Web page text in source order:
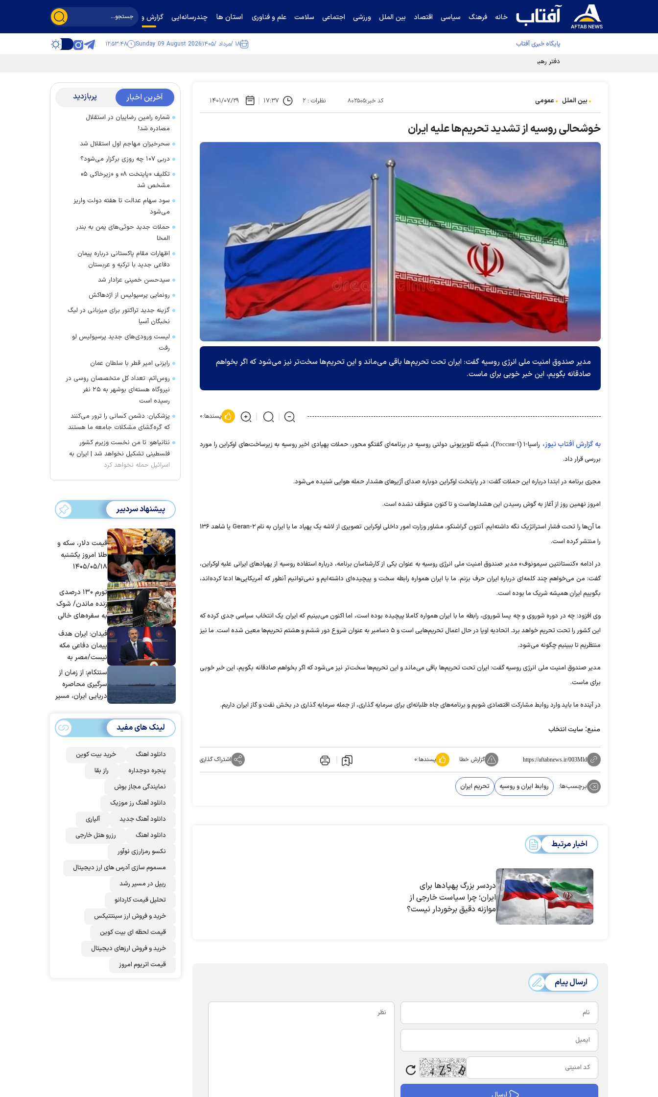
خانه فرهنگ سیاسی اقتصاد بین الملل ورزشی اجتماعی سلامت علم و فناوری استان ها چندرسانه‌ایی گزارش و گفت‌وگو
پایگاه خبری آفتاب ۱۸ /مرداد /۱۴۰۵ Sunday 09 August 2026 ۱۲:۵۳:۴۹
دفتر رهبر انقلاب ادعای خرازی درباره پزشکیان را تکذیب کرد
بین الملل عمومی کد خبر:۸۰۲۵۰۵ نظرات : ۲ ۱۷:۳۷ ۱۴۰۱/۰۷/۲۹
خوشحالی روسیه از تشدید تحریم‌ها علیه ایران
مدیر صندوق امنیت ملی انرژی روسیه گفت: ایران تحت تحریم‌ها باقی می‌ماند و این تحریم‌ها سخت‌تر نیز می‌شود که اگر بخواهم
صادقانه بگویم، این خبر خوبی برای ماست.
پسندها:۰
به گزارش آفتاب نیوز،
راسیا-۱ (Россия-۱)، شبکه تلویزیونی دولتی روسیه در برنامه‌ای گفتگو محور، حملات پهپادی اخیر روسیه به زیرساخت‌های اوکراین را مورد
بررسی قرار داد.
مجری برنامه در ابتدا درباره این حملات گفت: در پایتخت اوکراین دوباره صدای آژیر‌های هشدار حمله هوایی شنیده می‌شود.
امروز نهمین روز از آغاز به گوش رسیدن این هشدارهاست و تا کنون متوقف نشده است.
ما آن‌ها را تحت فشار استراتژیک نگه داشته‌ایم. آنتون گراشنکو، مشاور وزارت امور داخلی اوکراین تصویری از لاشه یک پهپاد ما یا ایران به نام Geran-۲ یا شاهد ۱۳۶
را منتشر کرده است.
در ادامه «کنستانتین سیمونوف» مدیر صندوق امنیت ملی انرژی روسیه به عنوان یکی از کارشناسان برنامه، درباره استفاده روسیه از پهپاد‌های ایرانی علیه اوکراین،
گفت: من می‌خواهم چند کلمه‌ای درباره ایران حرف بزنم. ما با ایران همواره رابطه سخت و پیچیده‌ای داشته‌ایم و نمی‌توانیم آنطور که آمریکایی‌ها ادعا کرده‌اند،
بگوییم ایران همیشه شریک ما بوده است.
وی افزود: چه در دوره شوروی و چه پسا شوروی، رابطه ما با ایران همواره کاملا پیچیده بوده است، اما اکنون می‌بینیم که ایران یک انتخاب سیاسی جدی کرده که
این کشور را تحت تحریم خواهد برد. اتحادیه اوپا در حال اعمال تحریم‌هایی است و ۵ دسامبر به عنوان شروع دور ششم و هشتم تحریم‌ها معین شده است. ما نیز
منتظریم تا ببینیم چگونه می‌شود.
مدیر صندوق امنیت ملی انرژی روسیه گفت: ایران تحت تحریم‌ها باقی می‌ماند و این تحریم‌ها سخت‌تر نیز می‌شود که اگر بخواهم صادقانه بگویم، این خبر خوبی
برای ماست.
در آینده ما باید وارد روابط مشارکت اقتصادی شویم و برنامه‌های جاه طلبانه‌ای برای سرمایه گذاری، از جمله سرمایه گذاری در بخش نفت و گاز ایران داریم.
منبع: سایت انتخاب
https://aftabnews.ir/003Mld گزارش خطا پسندها:۰ اشتراک گذاری
برچسب‌ها: روابط ایران و روسیه تحریم ایران
اخبار مرتبط
دردسر بزرگ پهپاد‌ها برای
ایران؛ چرا سیاست خارجی از
موازنه دقیق برخوردار نیست؟
ارسال پیام
آخرین اخبار پربازدید
شماره رامین رضاییان در استقلال
مصادره شد!
سحرخیزان مهاجم اول استقلال شد
دربی ۱۰۷ چه روزی برگزار می‌شود؟
تکلیف «پایتخت ۸» و «زیرخاکی ۵»
مشخص شد
سود سهام عدالت تا هفته دولت واریز
می‌شود
حملات جدید حوثی‌های یمن به بندر
المخا
اظهارات مقام پاکستانی درباره پیمان
دفاعی جدید با ترکیه و عربستان
سیدحسن خمینی عزادار شد
رونمایی پرسپولیس از اژدهاکش
گزینه جدید تراکتور برای میزبانی در لیگ
نخبگان آسیا
لیست ورودی‌های جدید پرسپولیس لو
رفت
رایزنی امیر قطر با سلطان عمان
روس‌اتم: تعداد کل متخصصان روسی در
نیروگاه هسته‌ای بوشهر به ۲۵ نفر
رسیده است
پزشکیان: دشمن کسانی را ترور می‌کنند
که گره‌گشای مشکلات جامعه ما هستند
نتانیاهو: تا من نخست وزیرم کشور
فلسطینی تشکیل نخواهد شد | ایران به
اسرائیل حمله نخواهد کرد
پیشنهاد سردبیر
قیمت دلار، سکه و
طلا امروز یکشنبه
۱۴۰۵/۰۵/۱۸
تورم ۱۳۰ درصدی
زنده ماندن/ شوک
به سفره‌های خالی
فیدان: ایران هدف
پیمان دفاعی مکه
نیست/مصر به
جمع ترکیه،
عربستان و
پاکستان می
سنتکام: از زمان از
سرگیری محاصره
دریایی ایران، مسیر
تغییر داده‌ایم
لینک های مفید
دانلود اهنگ
خرید بیت کوین
پنجره دوجداره
راز بقا
نمایندگی مجاز بوش
دانلود آهنگ رز‌ موزیک
دانلود آهنگ جدید
آلپاری
دانلود اهنگ
رزرو هتل خارجی
نکسو رمزارزی نوآور
مسموم سازی آدرس های ارز دیجیتال
ریپل در مسیر رشد
تحلیل قیمت کاردانو
خرید و فروش ارز سینتتیکس
قیمت لحظه ای بیت کوین
خرید و فروش ارزهای دیجیتال
قیمت اتریوم امروز